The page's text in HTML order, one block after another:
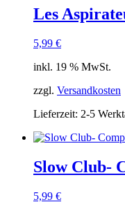
Les
5,99 €
inkl. 19 % MwSt.
zzgl. Versandkosten
Lieferzeit: 2-5
Slow Club-
5,99 €